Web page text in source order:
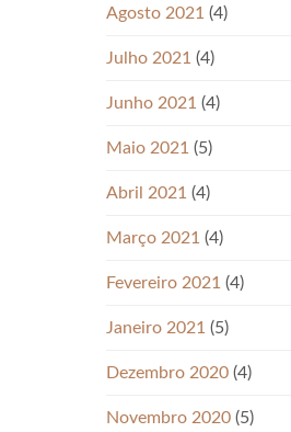
Agosto 2021 (4)
Julho 2021 (4)
Junho 2021 (4)
Maio 2021 (5)
Abril 2021 (4)
Março 2021 (4)
Fevereiro 2021 (4)
Janeiro 2021 (5)
Dezembro 2020 (4)
Novembro 2020 (5)